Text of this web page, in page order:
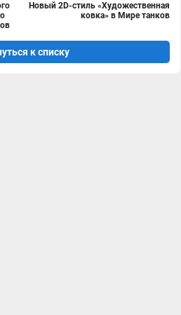
Новый 2D-стиль «Художественная
ковка» в Мире танков
к списку